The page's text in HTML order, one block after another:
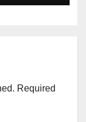
Required